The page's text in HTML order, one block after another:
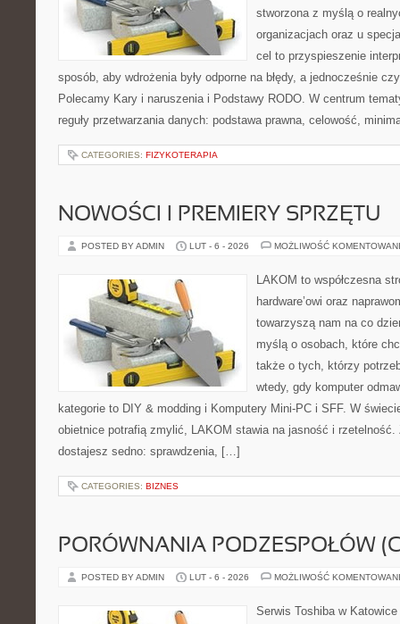
stworzona z myślą o
organizacjach oraz u
cel to przyspieszenie
sposób, aby wdrożenia były odporne na błędy, a jednocześnie
Polecamy Kary i naruszenia i Podstawy RODO. W centrum
reguły przetwarzania danych: podstawa prawna, celowość,
CATEGORIES: FIZYKOTERAPIA
NOWOŚCI I PREMIERY SPRZĘTU
POSTED BY ADMIN LUT - 6 - 2026 MOŻLIWOŚĆ
LAKOM to współczesna
hardware’owi oraz
towarzyszą nam na co
myślą o osobach, które
także o tych, którzy
wtedy, gdy komputer
kategorie to DIY & modding i Komputery Mini-PC i SFF. W
obietnice potrafią zmylić, LAKOM stawia na jasność i
dostajesz sedno: sprawdzenia, […]
CATEGORIES: BIZNES
PORÓWNANIA PODZESPOŁÓW
POSTED BY ADMIN LUT - 6 - 2026 MOŻLIWOŚĆ
Serwis Toshiba w